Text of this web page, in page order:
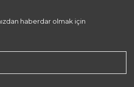
haberdar olmak için